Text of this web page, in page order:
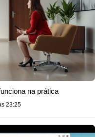
na prática
23:25